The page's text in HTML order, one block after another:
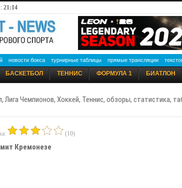
21:14
новости бокса турнирные таблицы прямые трансляции
БАСКЕТБОЛ ТЕННИС ФОРМУЛА 1 БИАТЛОН
Лига Чемпионов, Хоккей, Теннис, обзоры, статистика,
(10)
Кремонезе